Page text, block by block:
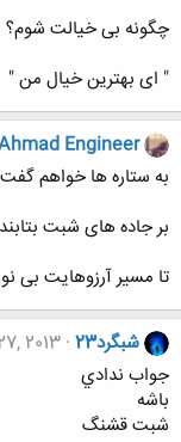
:
چگونه بی خیالت شوم؟
" ای بهترین خیال من "
Engineer
به ستاره ها خواهم
بر جاده های شبت بتابند
تا مسیر آرزوهایت بی
شبگرد23
2013
جواب ندادي
باشه
شبت قشنگ